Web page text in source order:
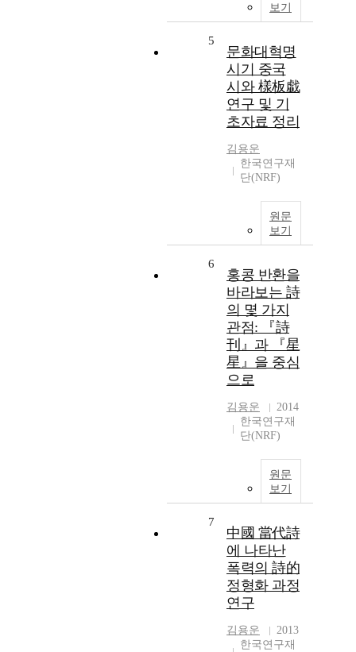
보기
5
문화대혁명
시기 중국
시와 樣板戱
연구 및 기
초자료 정리
김용운
한국연구재
단(NRF)
원문
보기
6
홍콩 반환을
바라보는 詩
의 몇 가지
관점: 『詩
刊』과 『星
星』을 중심
으로
김용운
2014
한국연구재
단(NRF)
원문
보기
7
中國 當代詩
에 나타난
폭력의 詩的
정형화 과정
연구
김용운
2013
한국연구재